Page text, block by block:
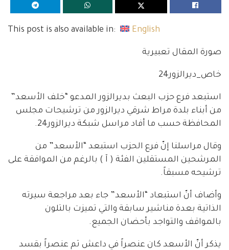
This post is also available in: English
صورة المقال تعبيرية
خاص_ديرالزور24
استبعد فرع حزب البعث بديرالزور المدعو “خلف الأسعد”
من أبناء بلدة مراط شرقي ديرالزور من ترشيحات مجلس
المحافظة حسب ما أفاد مراسل شبكة ديرالزور24.
وقال مراسلنا إنّ فرع الحزب استبعد “الأسعد” من
المرشحين المستقلين الفئة ( آ ) بالرغم من الموافقة على
ترشيحه مسبقاً.
وأضاف أنّ استبعاد “الأسعد” جاء بعد مراجعة سيرته
الذاتية بعدة مناشير سابقة والتي تميزت بالتلون
بالمواقف والتواجد بأحضان الجميع.
يذكر أنّ الأسعد كان عنصراً في داعش ثم عنصراً بقسد